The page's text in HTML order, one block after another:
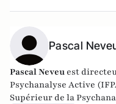
Pascal
Pascal Neveu est
Psychanalyse Active
Supérieur de la